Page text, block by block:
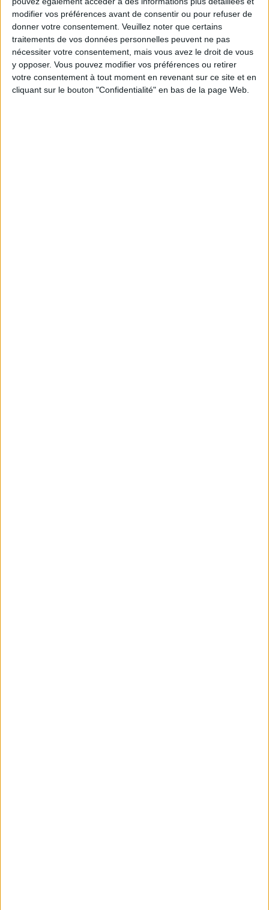
modifier vos préférences avant de consentir ou pour refuser de
donner votre consentement. Veuillez noter que certains
traitements de vos données personnelles peuvent ne pas
nécessiter votre consentement, mais vous avez le droit de vous
y opposer. Vous pouvez modifier vos préférences ou retirer
votre consentement à tout moment en revenant sur ce site et en
cliquant sur le bouton "Confidentialité" en bas de la page Web.
Bas du Corps en Feu : 30 min Cardio + Renfo
Muscu | GymWaouw 8H avec Léa du
03/09/2025